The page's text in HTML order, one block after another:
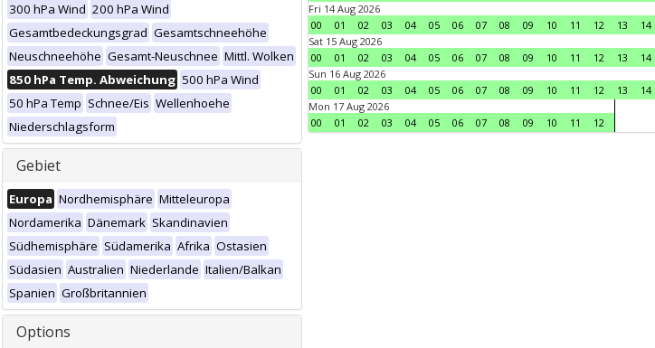
300 hPa Wind 200 hPa Wind
Gesamtbedeckungsgrad Gesamtschneehöhe
Neuschneehöhe Gesamt-Neuschnee Mittl. Wolken
850 hPa Temp. Abweichung 500 hPa Wind
50 hPa Temp Schnee/Eis Wellenhoehe
Niederschlagsform
Gebiet
Europa Nordhemisphäre Mitteleuropa
Nordamerika Dänemark Skandinavien
Südhemisphäre Südamerika Afrika Ostasien
Südasien Australien Niederlande Italien/Balkan
Spanien Großbritannien
Options
Fri 14 Aug 2026
00
01 02 03 04 05 06 07 08 09 10 11 12 13 14
Sat 15 Aug 2026
00
01 02 03 04 05 06 07 08 09 10 11 12 13 14
Sun 16 Aug 2026
00
01 02 03 04 05 06 07 08 09 10 11 12 13 14
Mon 17 Aug 2026
00
01 02 03 04 05 06 07 08 09 10 11 12